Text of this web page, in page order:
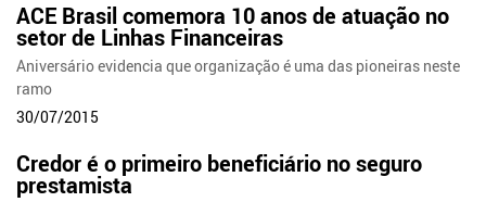
ACE Brasil comemora 10 anos de atuação no
setor de Linhas Financeiras
Aniversário evidencia que organização é uma das pioneiras neste
ramo
30/07/2015
Credor é o primeiro beneficiário no seguro
prestamista